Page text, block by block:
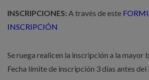
INSCRIPCIONES: A través de este
INSCRIPCIÓN
Se ruega realicen la inscripción a la mayor
Fecha límite de inscripción 3 días antes